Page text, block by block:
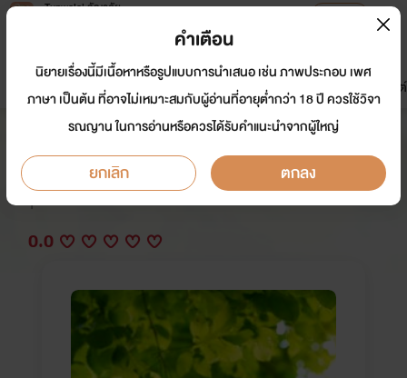
Tunwalai ธัญวลัย
หน้าแรก นิยาย อีบุ๊ก การ์ตูน
มาใหม่
ดรีมแชท ธัญลิสต์
(Yaoi) For all ...เพื่อคุณ
นักเขียน: ksb(p)
Y
0.0
คำเตือน
นิยายเรื่องนี้มีเนื้อหาหรือรูปแบบการนำเสนอ เช่น ภาพประกอบ เพศ
ภาษา เป็นต้น ที่อาจไม่เหมาะสมกับผู้อ่านที่อายุต่ำกว่า 18 ปี ควรใช้วิจา
รณญาน ในการอ่านหรือควรได้รับคำแนะนำจากผู้ใหญ่
ยกเลิก ตกลง